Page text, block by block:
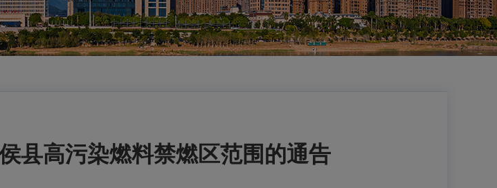
县高污染燃料禁燃区范围的通告